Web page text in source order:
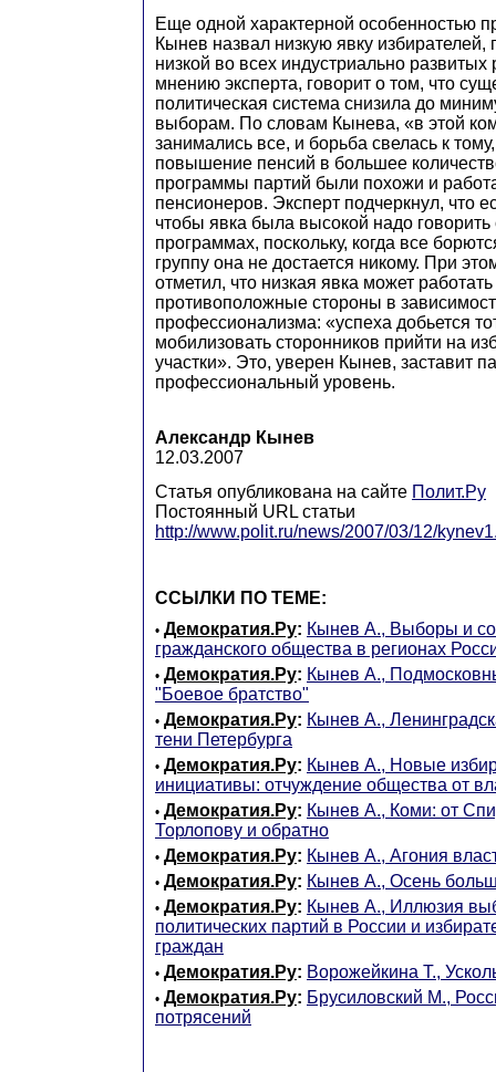
Еще одной характерной особенностью
Кынев назвал низкую явку избирателей,
низкой во всех индустриально развитых
мнению эксперта, говорит о том, что
политическая система снизила до
выборам. По словам Кынева, «в этой
занимались все, и борьба свелась к
повышение пенсий в большее
программы партий были похожи и
пенсионеров. Эксперт подчеркнул, что
чтобы явка была высокой надо
программах, поскольку, когда все
группу она не достается никому. При
отметил, что низкая явка может
противоположные стороны в
профессионализма: «успеха добьется
мобилизовать сторонников прийти на
участки». Это, уверен Кынев, заставит
профессиональный уровень.
Александр Кынев
12.03.2007
Статья опубликована на сайте Полит.Ру
Постоянный URL статьи
http://www.polit.ru/news/2007/03/12/
ССЫЛКИ ПО ТЕМЕ:
• Демократия.Ру: Кынев А., Выборы и
гражданского общества в регионах
• Демократия.Ру: Кынев А.,
"Боевое братство"
• Демократия.Ру: Кынев А.,
тени Петербурга
• Демократия.Ру: Кынев А., Новые
инициативы: отчуждение общества от
• Демократия.Ру: Кынев А., Коми: от
Торлопову и обратно
• Демократия.Ру: Кынев А., Агония
• Демократия.Ру: Кынев А., Осень
• Демократия.Ру: Кынев А., Иллюзия
политических партий в России и
граждан
• Демократия.Ру: Ворожейкина Т.,
• Демократия.Ру: Брусиловский М.,
потрясений